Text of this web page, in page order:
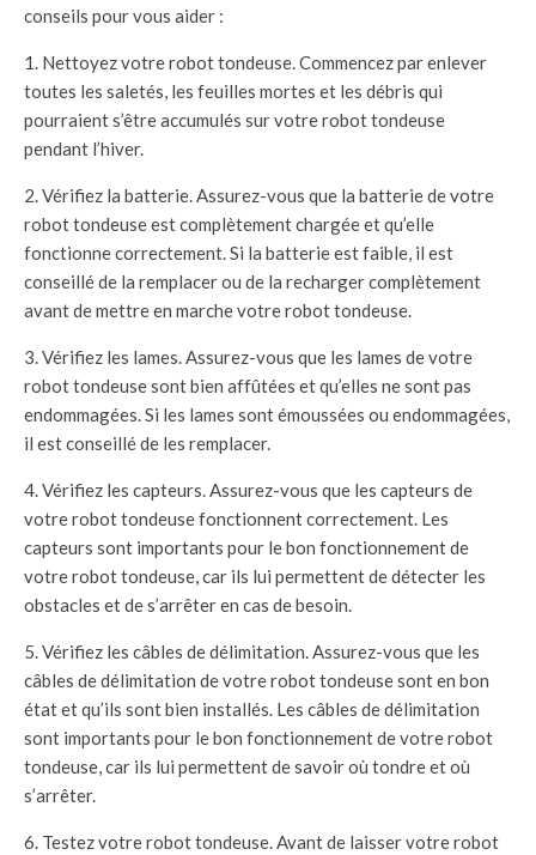
conseils pour vous aider :
1. Nettoyez votre robot tondeuse. Commencez par enlever
toutes les saletés, les feuilles mortes et les débris qui
pourraient s’être accumulés sur votre robot tondeuse
pendant l’hiver.
2. Vérifiez la batterie. Assurez-vous que la batterie de votre
robot tondeuse est complètement chargée et qu’elle
fonctionne correctement. Si la batterie est faible, il est
conseillé de la remplacer ou de la recharger complètement
avant de mettre en marche votre robot tondeuse.
3. Vérifiez les lames. Assurez-vous que les lames de votre
robot tondeuse sont bien affûtées et qu’elles ne sont pas
endommagées. Si les lames sont émoussées ou endommagées,
il est conseillé de les remplacer.
4. Vérifiez les capteurs. Assurez-vous que les capteurs de
votre robot tondeuse fonctionnent correctement. Les
capteurs sont importants pour le bon fonctionnement de
votre robot tondeuse, car ils lui permettent de détecter les
obstacles et de s’arrêter en cas de besoin.
5. Vérifiez les câbles de délimitation. Assurez-vous que les
câbles de délimitation de votre robot tondeuse sont en bon
état et qu’ils sont bien installés. Les câbles de délimitation
sont importants pour le bon fonctionnement de votre robot
tondeuse, car ils lui permettent de savoir où tondre et où
s’arrêter.
6. Testez votre robot tondeuse. Avant de laisser votre robot